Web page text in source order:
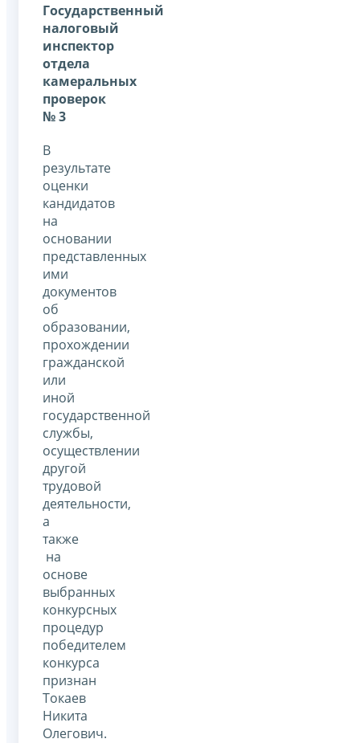
Государственный
налоговый
инспектор
отдела
камеральных
проверок
№ 3
В
результате
оценки
кандидатов
на
основании
представленных
ими
документов
об
образовании,
прохождении
гражданской
или
иной
государственной
службы,
осуществлении
другой
трудовой
деятельности,
а
также
на
основе
выбранных
конкурсных
процедур
победителем
конкурса
признан
Токаев
Никита
Олегович.